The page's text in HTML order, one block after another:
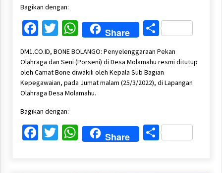
Bagikan dengan:
Facebook
Twitter
WhatsApp
Share Share
DM1.CO.ID, BONE BOLANGO: Penyelenggaraan Pekan
Olahraga dan Seni (Porseni) di Desa Molamahu resmi ditutup
oleh Camat Bone diwakili oleh Kepala Sub Bagian
Kepegawaian, pada Jumat malam (25/3/2022), di Lapangan
Olahraga Desa Molamahu.
Bagikan dengan:
Facebook
Twitter
WhatsApp
Share Share